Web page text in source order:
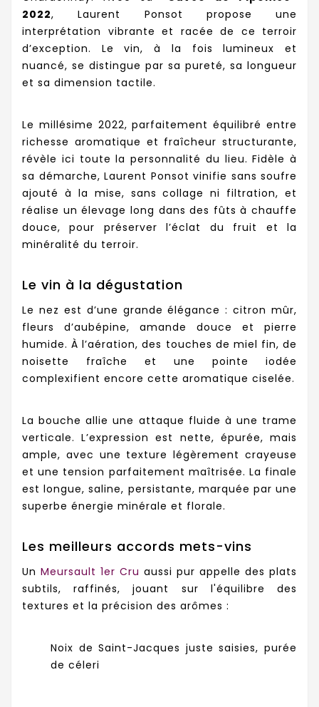
2022, Laurent Ponsot propose une
interprétation vibrante et racée de ce terroir
d’exception. Le vin, à la fois lumineux et
nuancé, se distingue par sa pureté, sa longueur
et sa dimension tactile.
Le millésime 2022, parfaitement équilibré entre
richesse aromatique et fraîcheur structurante,
révèle ici toute la personnalité du lieu. Fidèle à
sa démarche, Laurent Ponsot vinifie sans soufre
ajouté à la mise, sans collage ni filtration, et
réalise un élevage long dans des fûts à chauffe
douce, pour préserver l’éclat du fruit et la
minéralité du terroir.
Le vin à la dégustation
Le nez est d’une grande élégance : citron mûr,
fleurs d’aubépine, amande douce et pierre
humide. À l’aération, des touches de miel fin, de
noisette fraîche et une pointe iodée
complexifient encore cette aromatique ciselée.
La bouche allie une attaque fluide à une trame
verticale. L’expression est nette, épurée, mais
ample, avec une texture légèrement crayeuse
et une tension parfaitement maîtrisée. La finale
est longue, saline, persistante, marquée par une
superbe énergie minérale et florale.
Les meilleurs accords mets-vins
Un Meursault 1er Cru aussi pur appelle des plats
subtils, raffinés, jouant sur l'équilibre des
textures et la précision des arômes :
Noix de Saint-Jacques juste saisies, purée
de céleri